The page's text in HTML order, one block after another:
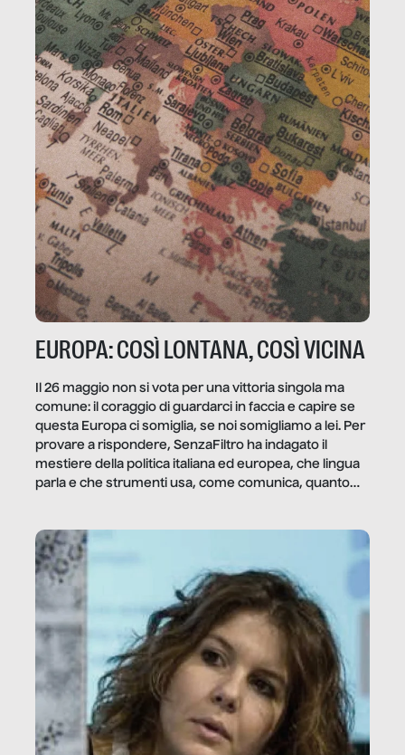
EUROPA: COSÌ LONTANA, COSÌ VICINA
Il 26 maggio non si vota per una vittoria singola ma
comune: il coraggio di guardarci in faccia e capire se
questa Europa ci somiglia, se noi somigliamo a lei. Per
provare a rispondere, SenzaFiltro ha indagato il
mestiere della politica italiana ed europea, che lingua
parla e che strumenti usa, come comunica, quanto